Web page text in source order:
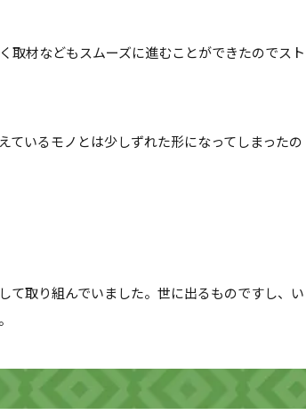
取材などもスムーズに進むことができたのでスト
ているモノとは少しずれた形になってしまったの
て取り組んでいました。世に出るものですし、い